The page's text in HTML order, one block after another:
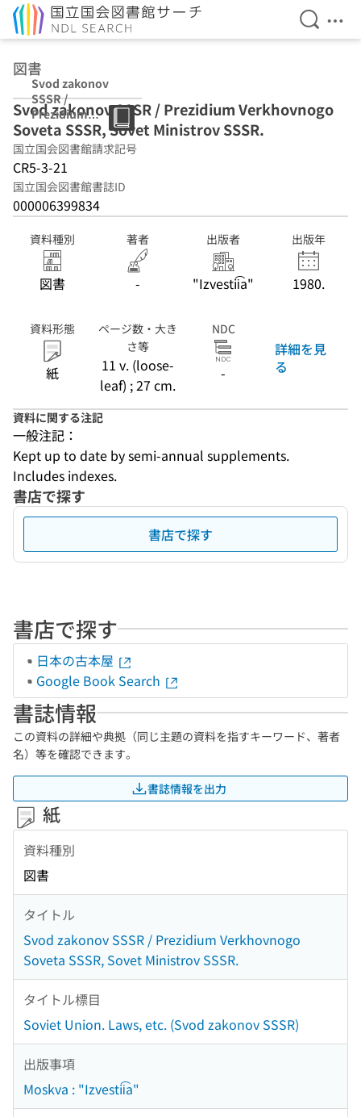
検索を
メ
図書
Svod zakonov
SSSR /
Prezidium
Verkhovnogo
Soveta SSSR,
Sovet Ministrov
SSSR.
Svod zakonov SSSR / Prezidium Verkhovnogo
Soveta SSSR, Sovet Ministrov SSSR.
国立国会図書館請求記号
CR5-3-21
国立国会図書館書誌ID
000006399834
資料種別
図書
著者
-
出版者
"Izvestii͡a"
出版年
1980.
資料形態
紙
ページ数・大き
さ等
11 v. (loose-
leaf) ; 27 cm.
NDC
-
詳細を見
る
資料に関する注記
一般注記：
Kept up to date by semi-annual supplements.
Includes indexes.
書店で探す
書店で探す
書店で探す
日本の古本屋
Google Book Search
書誌情報
この資料の詳細や典拠（同じ主題の資料を指すキーワード、著者
名）等を確認できます。
書誌情報を出力
紙
資料種別
図書
タイトル
Svod zakonov SSSR / Prezidium Verkhovnogo
Soveta SSSR, Sovet Ministrov SSSR.
タイトル標目
Soviet Union. Laws, etc. (Svod zakonov SSSR)
出版事項
Moskva : "Izvestii͡a"